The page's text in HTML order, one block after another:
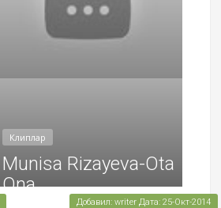
Клиплар
Munisa Rizayeva-Ota
Ona
Добавил: writer Дата: 25-Окт-2014